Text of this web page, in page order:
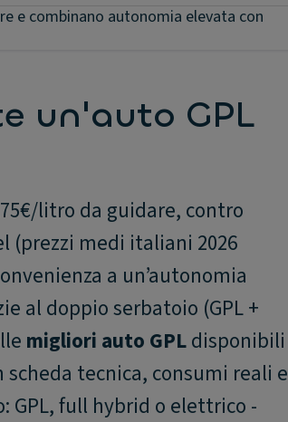
e combinano autonomia elevata con
un'auto GPL
litro da guidare, contro
(prezzi medi italiani 2026
a un’autonomia
al doppio serbatoio (GPL +
migliori auto GPLdisponibili
tecnica, consumi reali e
GPL, full hybrid o elettrico -